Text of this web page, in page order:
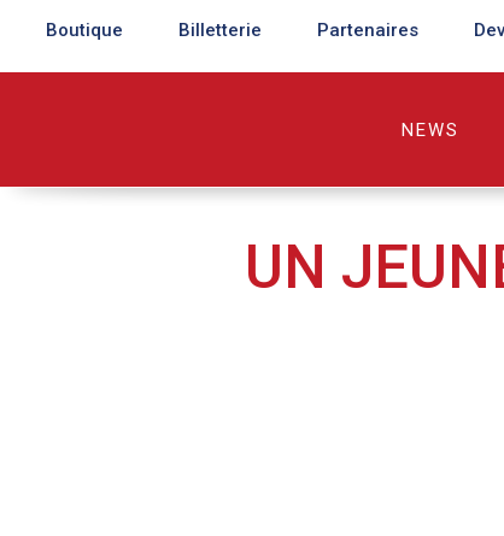
Boutique Billetterie Partenaires
NEWS
UN